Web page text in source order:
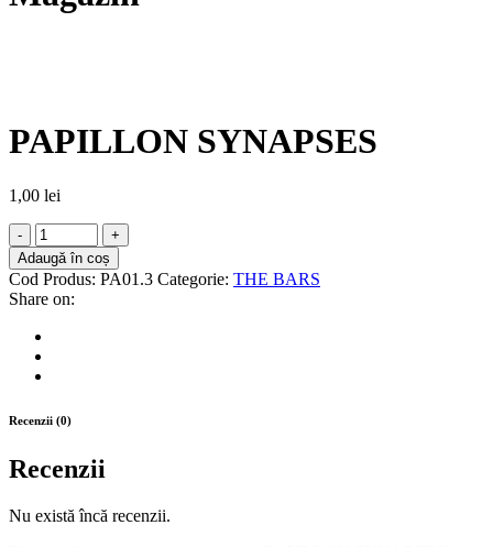
PAPILLON SYNAPSES
1,00 lei
Adaugă în coș
Cod Produs: PA01.3 Categorie: THE BARS
Share on:
Recenzii (0)
Recenzii
Nu există încă recenzii.